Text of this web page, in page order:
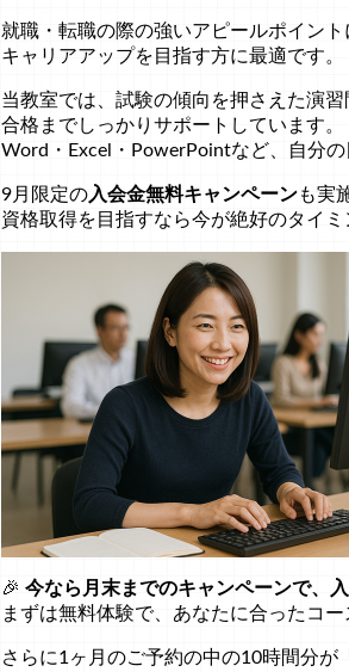
就職・転職の際の強いアピールポイント
キャリアアップを目指す方に最適です。
当教室では、試験の傾向を押さえた演習
合格までしっかりサポートしています。
Word・Excel・PowerPointなど、自分
9月限定の入会金無料キャンペーンも実
資格取得を目指すなら今が絶好のタイミ
🎉 今なら月末までのキャンペーンで、入
まずは無料体験で、あなたに合ったコー
さらに1ヶ月のご予約の中の10時間分が